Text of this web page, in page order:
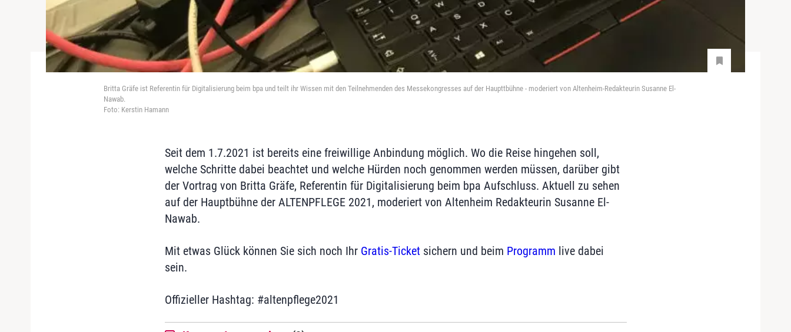
Britta Gräfe ist Referentin für Digitalisierung beim bpa und teilt ihr Wissen mit den Teilnehmenden des Messekongresses auf der Haupttbühne - moderiert von Altenheim-Redakteurin Susanne El-
Nawab.
Foto: Kerstin Hamann
Seit dem 1.7.2021 ist bereits eine freiwillige Anbindung möglich. Wo die Reise hingehen soll,
welche Schritte dabei beachtet und welche Hürden noch genommen werden müssen, darüber gibt
der Vortrag von Britta Gräfe, Referentin für Digitalisierung beim bpa Aufschluss. Aktuell zu sehen
auf der Hauptbühne der ALTENPFLEGE 2021, moderiert von Altenheim Redakteurin Susanne El-
Nawab.
Mit etwas Glück können Sie sich noch Ihr Gratis-Ticketsichern und beim Programm live dabei
sein.
Offizieller Hashtag: #altenpflege2021